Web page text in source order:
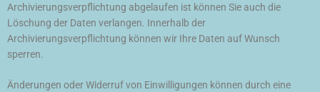
Archivierungsverpflichtung abgelaufen ist können Sie auch die
Löschung der Daten verlangen. Innerhalb der
Archivierungsverpflichtung können wir Ihre Daten auf Wunsch
sperren.
Änderungen oder Widerruf von Einwilligungen können durch eine